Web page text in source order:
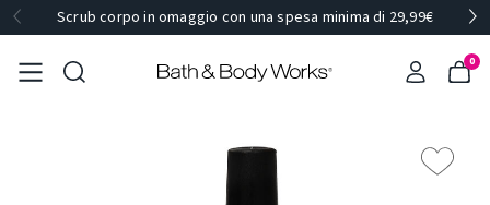
Scrub corpo in omaggio con una spesa minima di 29,99€
0